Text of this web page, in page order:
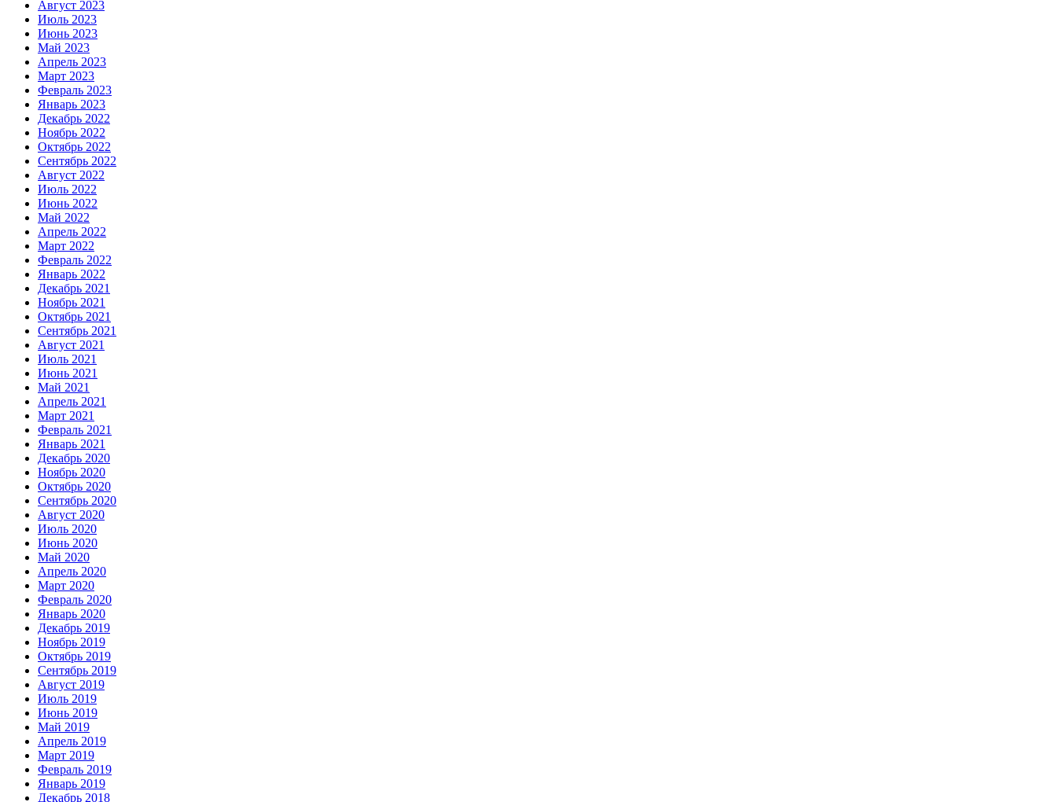
Август 2023
Июль 2023
Июнь 2023
Май 2023
Апрель 2023
Март 2023
Февраль 2023
Январь 2023
Декабрь 2022
Ноябрь 2022
Октябрь 2022
Сентябрь 2022
Август 2022
Июль 2022
Июнь 2022
Май 2022
Апрель 2022
Март 2022
Февраль 2022
Январь 2022
Декабрь 2021
Ноябрь 2021
Октябрь 2021
Сентябрь 2021
Август 2021
Июль 2021
Июнь 2021
Май 2021
Апрель 2021
Март 2021
Февраль 2021
Январь 2021
Декабрь 2020
Ноябрь 2020
Октябрь 2020
Сентябрь 2020
Август 2020
Июль 2020
Июнь 2020
Май 2020
Апрель 2020
Март 2020
Февраль 2020
Январь 2020
Декабрь 2019
Ноябрь 2019
Октябрь 2019
Сентябрь 2019
Август 2019
Июль 2019
Июнь 2019
Май 2019
Апрель 2019
Март 2019
Февраль 2019
Январь 2019
Декабрь 2018